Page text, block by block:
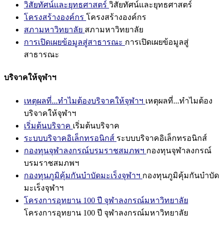
วิสัยทัศน์และยุทธศาสตร์ วิสัยทัศน์และยุทธศาสตร์
โครงสร้างองค์กร โครงสร้างองค์กร
สภามหาวิทยาลัย สภามหาวิทยาลัย
การเปิดเผยข้อมูลสู่สาธารณะ การเปิดเผยข้อมูลสู่
สาธารณะ
บริจาคให้จุฬาฯ
เหตุผลที่...ทำไมต้องบริจาคให้จุฬาฯ เหตุผลที่...ทำไมต้อง
บริจาคให้จุฬาฯ
เริ่มต้นบริจาค เริ่มต้นบริจาค
ระบบบริจาคอิเล็กทรอนิกส์ ระบบบริจาคอิเล็กทรอนิกส์
กองทุนจุฬาลงกรณ์บรมราชสมภพฯ กองทุนจุฬาลงกรณ์
บรมราชสมภพฯ
กองทุนภูมิคุ้มกันบำบัดมะเร็งจุฬาฯ กองทุนภูมิคุ้มกันบำบัด
มะเร็งจุฬาฯ
โครงการอุทยาน 100 ปี จุฬาลงกรณ์มหาวิทยาลัย
โครงการอุทยาน 100 ปี จุฬาลงกรณ์มหาวิทยาลัย